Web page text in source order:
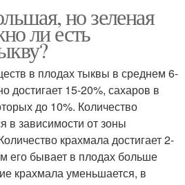
но зеленая
ли есть
в плодах тыквы в среднем 6-
достигает 15-20%, сахаров в
до 10%. Количество
в зависимости от зоны
крахмала достигает 2-
его бывает в плодах больше
крахмала уменьшается, в